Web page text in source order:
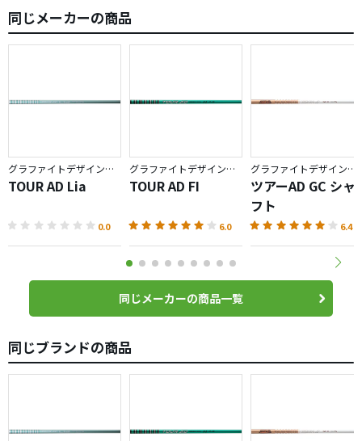
同じメーカーの商品
グラファイトデザイン／TOUR AD
TOUR AD Lia
0.0
グラファイトデザイン／TOUR AD
TOUR AD FI
6.0
グラファイトデザイン／TOUR AD
ツアーAD GC シャ
フト
6.4
同じメーカーの商品一覧
同じブランドの商品